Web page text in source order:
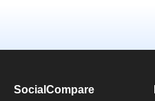
SocialCompare